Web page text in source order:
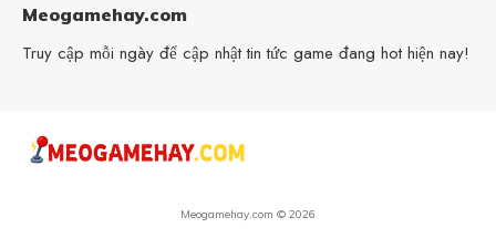
Meogamehay.com
Truy cập mỗi ngày để cập nhật tin tức game đang hot hiện nay!
Meogamehay.com © 2026